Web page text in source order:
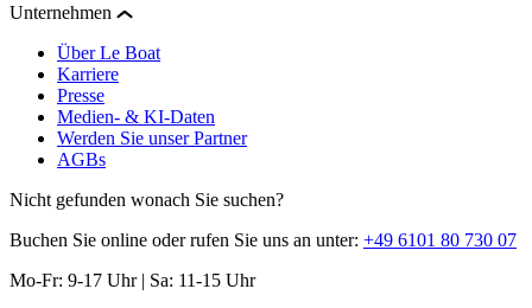
Unternehmen
Über Le Boat
Karriere
Presse
Medien- & KI-Daten
Werden Sie unser Partner
AGBs
Nicht gefunden wonach Sie suchen?
Buchen Sie online oder rufen Sie uns an unter: +49 6101 80 730 07
Mo-Fr: 9-17 Uhr | Sa: 11-15 Uhr